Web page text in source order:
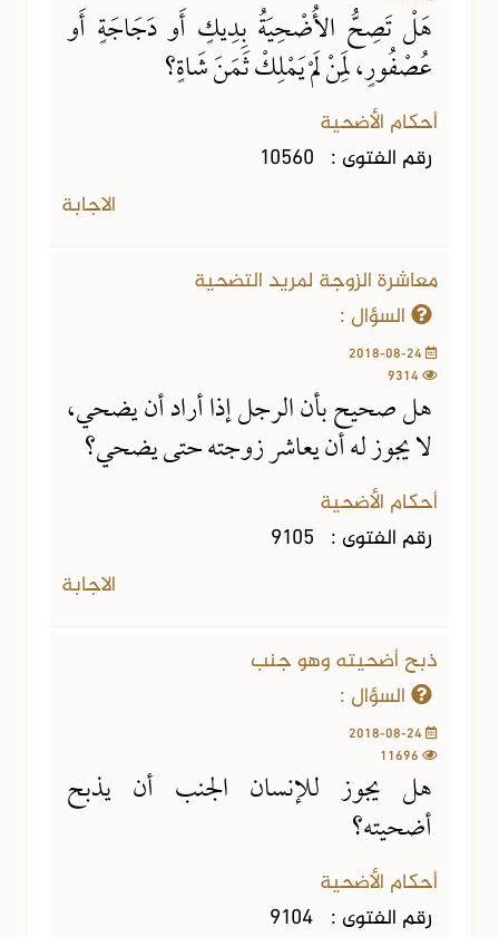
هَلْ تَصِحُّ الأُضْحِيَةُ بِدِيكٍ أَو دَجَاجَةٍ أَو
عُصْفُورٍ، لِمَنْ لَمْ يَمْلِكْ ثَمَنَ شَاةٍ؟
أحكام الأضحية
رقم الفتوى : 10560
الاجابة
معاشرة الزوجة لمريد التضحية
السؤال :
هل صحيح بأن الرجل إذا أراد أن يضحي،
لا يجوز له أن يعاشر زوجته حتى يضحي؟
أحكام الأضحية
رقم الفتوى : 9105
الاجابة
ذبح أضحيته وهو جنب
السؤال :
هل يجوز للإنسان الجنب أن يذبح
أضحيته؟
أحكام الأضحية
رقم الفتوى : 9104